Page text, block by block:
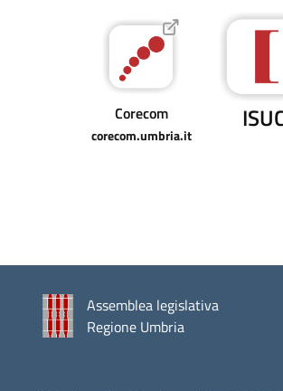
Corecom
corecom.umbria.it
Assemblea legislativa
Regione Umbria